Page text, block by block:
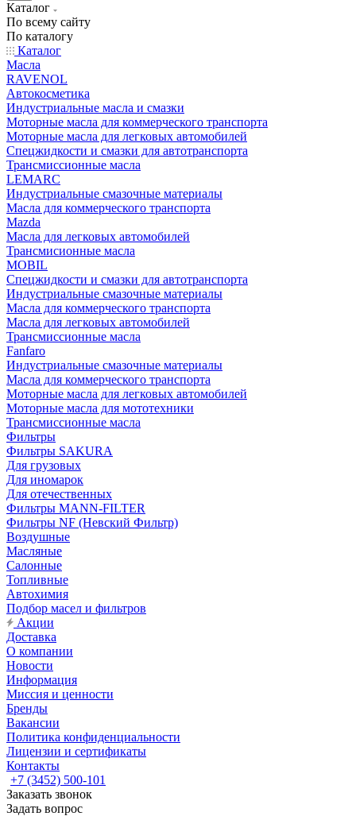
Каталог
По всему сайту
По каталогу
Каталог
Масла
RAVENOL
Автокосметика
Индустриальные масла и смазки
Моторные масла для коммерческого транспорта
Моторные масла для легковых автомобилей
Спецжидкости и смазки для автотранспорта
Трансмиссионные масла
LEMARC
Индустриальные смазочные материалы
Масла для коммерческого транспорта
Mazda
Масла для легковых автомобилей
Трансмисионные масла
MOBIL
Cпецжидкости и смазки для автотранспорта
Индустриальные смазочные материалы
Масла для коммерческого транспорта
Масла для легковых автомобилей
Трансмиссионные масла
Fanfaro
Индустриальные смазочные материалы
Масла для коммерческого транспорта
Моторные масла для легковых автомобилей
Моторные масла для мототехники
Трансмиссионные масла
Фильтры
Фильтры SAKURA
Для грузовых
Для иномарок
Для отечественных
Фильтры MANN-FILTER
Фильтры NF (Невский Фильтр)
Воздушные
Масляные
Салонные
Топливные
Автохимия
Подбор масел и фильтров
Акции
Доставка
О компании
Новости
Информация
Миссия и ценности
Бренды
Вакансии
Политика конфиденциальности
Лицензии и сертификаты
Контакты
+7 (3452) 500-101
Заказать звонок
Задать вопрос